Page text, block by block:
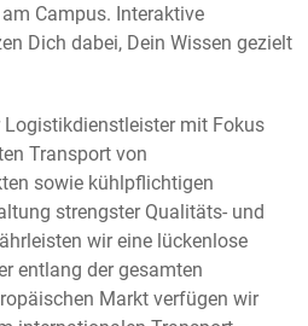
Campus. Interaktive
Dich dabei, Dein Wissen gezielt
mit Fokus
Transport von
sowie kühlpflichtigen
strengster Qualitäts- und
wir eine lückenlose
entlang der gesamten
Markt verfügen wir